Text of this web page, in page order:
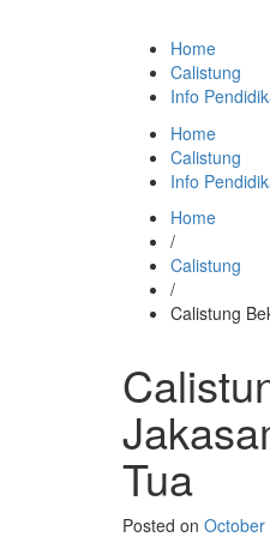
Home
Calistung
Info
Home
Calistung
Info
Home
/
Calistung
/
Calistung
Tua
Posted on October